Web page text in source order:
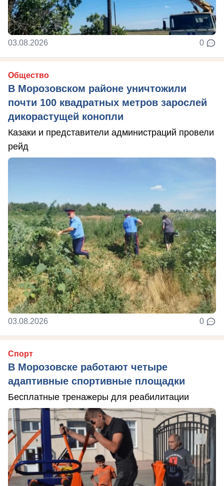
03.08.2026 0
Общество
В Морозовском районе уничтожили
почти 100 квадратных метров зарослей
дикорастущей конопли
Казаки и представители администраций провели
рейд
03.08.2026 0
Спорт
В Морозовске работают четыре
адаптивные спортивные площадки
Бесплатные тренажеры для реабилитации